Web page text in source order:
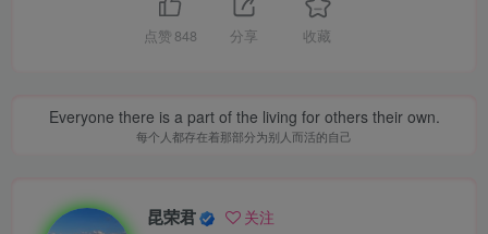
点赞 848 分享 收藏
Everyone there is a part of the living for others their own.
每个人都存在着那部分为别人而活的自己
昆荣君 关注